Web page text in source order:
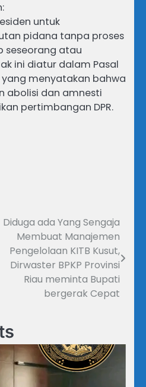
untuk
pidana tanpa proses
seseorang atau
ini diatur dalam Pasal
yang menyatakan bahwa
abolisi dan amnesti
pertimbangan DPR.
Diduga ada Yang Sengaja
Membuat Manajemen
Pengelolaan KITB Kusut,
Dirwaster BPKP Provinsi
Riau meminta Bupati
bergerak Cepat